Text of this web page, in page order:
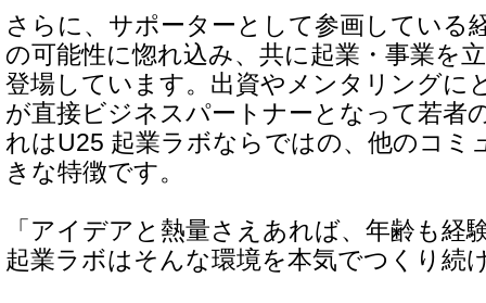
さらに、サポーターとして参画している
の可能性に惚れ込み、共に起業・事業を
登場しています。出資やメンタリングに
が直接ビジネスパートナーとなって若者
れはU25 起業ラボならではの、他のコミ
きな特徴です。
「アイデアと熱量さえあれば、年齢も経
起業ラボはそんな環境を本気でつくり続